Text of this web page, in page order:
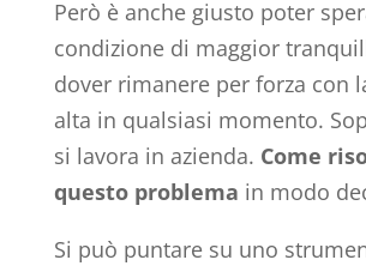
Però è anche giusto poter
condizione di maggior
dover rimanere per forza con
alta in qualsiasi momento.
si lavora in azienda. Come
questo problema in modo
Si può puntare su uno